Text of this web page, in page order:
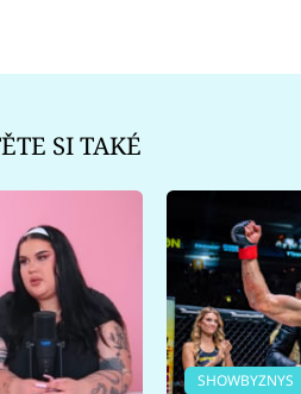
SI TAKÉ
SHOWBYZNYS